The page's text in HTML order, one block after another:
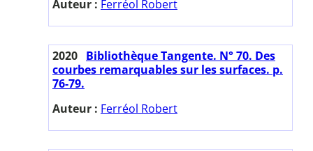
Auteur : Ferréol Robert
2020 Bibliothèque Tangente. N° 70. Des
courbes remarquables sur les surfaces. p.
76-79.
Auteur : Ferréol Robert